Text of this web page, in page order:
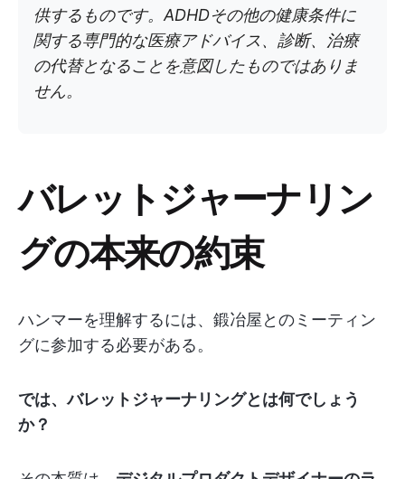
供するものです。ADHDその他の健康条件に
関する専門的な医療アドバイス、診断、治療
の代替となることを意図したものではありま
せん。
バレットジャーナリン
グの本来の約束
ハンマーを理解するには、鍛冶屋とのミーティン
グに参加する必要がある。
では、バレットジャーナリングとは何でしょう
か？